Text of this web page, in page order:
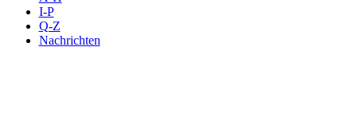
I-P
Q-Z
Nachrichten